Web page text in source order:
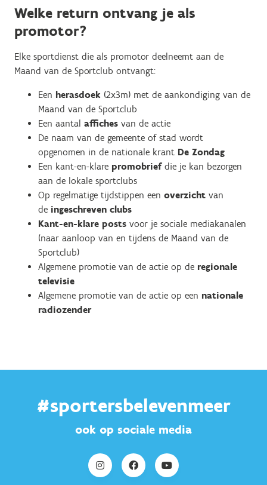
Welke return ontvang je als
promotor?
Elke sportdienst die als promotor deelneemt aan de
Maand van de Sportclub ontvangt:
Een herasdoek (2x3m) met de aankondiging van de
Maand van de Sportclub
Een aantal affiches van de actie
De naam van de gemeente of stad wordt
opgenomen in de nationale krant De Zondag
Een kant-en-klare promobriefdie je kan bezorgen
aan de lokale sportclubs
Op regelmatige tijdstippen een overzicht van
de ingeschreven clubs
Kant-en-klare posts voor je sociale mediakanalen
(naar aanloop van en tijdens de Maand van de
Sportclub)
Algemene promotie van de actie op de regionale
televisie
Algemene promotie van de actie op een nationale
radiozender
#sportersbelevenmeer
ook op sociale media